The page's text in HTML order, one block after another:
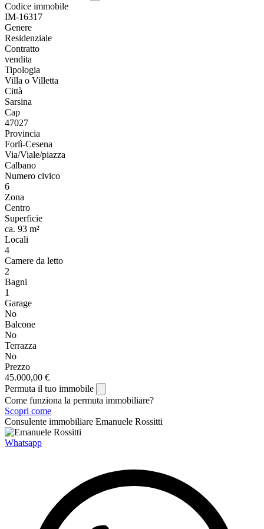
Codice immobile
IM-16317
Genere
Residenziale
Contratto
vendita
Tipologia
Villa o Villetta
Città
Sarsina
Cap
47027
Provincia
Forlì-Cesena
Via/Viale/piazza
Calbano
Numero civico
6
Zona
Centro
Superficie
ca. 93 m²
Locali
4
Camere da letto
2
Bagni
1
Garage
No
Balcone
No
Terrazza
No
Prezzo
45.000,00 €
Permuta il tuo immobile
Come funziona la permuta immobiliare?
Scopri come
Consulente immobiliare Emanuele Rossitti
Whatsapp